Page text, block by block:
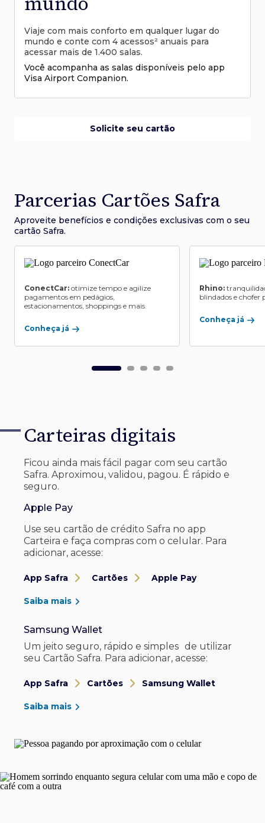
Viaje com mais conforto em qualquer lugar do
mundo e conte com 4 acessos² anuais para
acessar mais de 1.400 salas.
Você acompanha as salas disponíveis pelo app
Visa Airport Companion.
Solicite seu cartão
Parcerias Cartões Safra
Aproveite benefícios e condições exclusivas com o seu
cartão Safra.
ConectCar: otimize tempo e agilize
pagamentos em pedágios,
estacionamentos, shoppings e mais.
Conheça já
Rhino:
blindados e chofer
Conheça já
Carteiras digitais
Ficou ainda mais fácil pagar com seu cartão
Safra. Aproximou, validou, pagou. É rápido e
seguro.
Apple Pay
Use seu cartão de crédito Safra no app
Carteira e faça compras com o celular. Para
adicionar, acesse:
App Safra Cartões Apple Pay
Saiba mais
Samsung Wallet
Um jeito seguro, rápido e simples de utilizar
seu Cartão Safra. Para adicionar, acesse:
App Safra Cartões Samsung Wallet
Saiba mais